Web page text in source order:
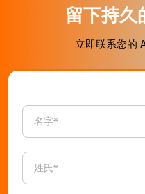
留下持久
立即联系您的